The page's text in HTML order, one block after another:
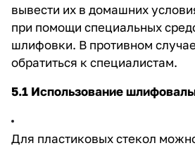
вывести их в домашних
при помощи специальных
шлифовки. В противном
обратиться к специалистам.
5.1 Использование
Для пластиковых стекол